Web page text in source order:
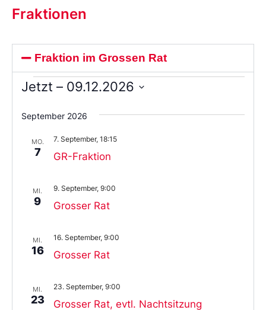
Fraktionen
Fraktion im Grossen Rat
Jetzt – 09.12.2026
Sie
das
aus.
September 2026
MO.
7 GR-Fraktion
7. September, 18:15
MI.
9 Grosser Rat
9. September, 9:00
MI.
16 Grosser Rat
16. September, 9:00
MI.
23 Grosser Rat, evtl. Nachtsitzung
23. September, 9:00